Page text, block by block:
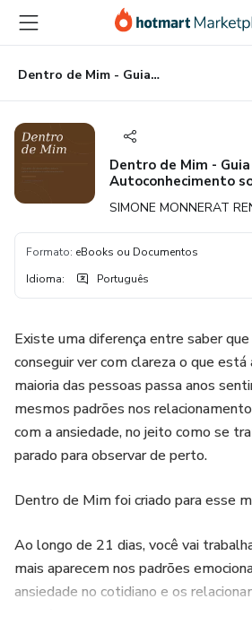
para
conteúdo
principal
para
pagamento
para
rodapé
Dentro de Mim - Guia de Autoconhecimento sobre ansiedade e relacionamentos
Dentro de Mim -
Autoconhecimento
SIMONE MONNERAT
Formato: eBooks ou Documentos
Idioma: Português
Existe uma diferença entre saber
conseguir ver com clareza o que
maioria das pessoas passa anos
mesmos padrões nos
com a ansiedade, no jeito como se
parado para observar de perto.
Dentro de Mim foi criado para esse
Ao longo de 21 dias, você vai
mais aparecem nos padrões
ansiedade no cotidiano e os